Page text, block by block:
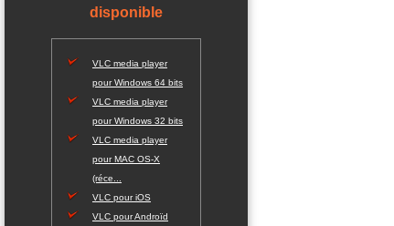
disponible
VLC media player
pour Windows 64 bits
VLC media player
pour Windows 32 bits
VLC media player
pour MAC OS-X
(réce...
VLC pour iOS
VLC pour Androïd